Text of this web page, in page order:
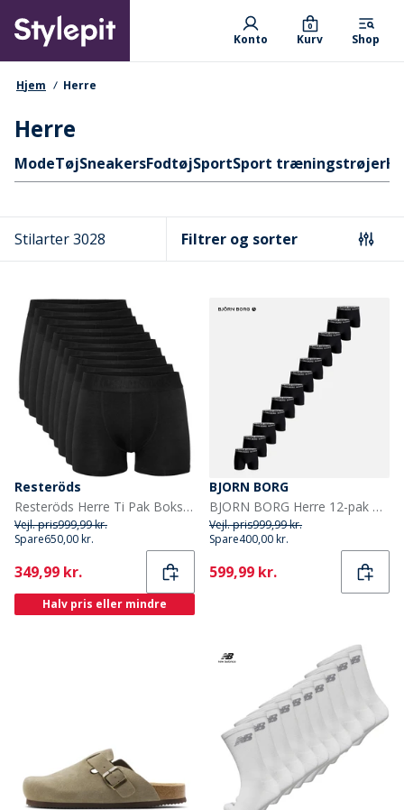
main
content
Primary departments
Konto Kurv
0
Shop
navigationssti
Hjem Herre
Herre
Hurtige links
ModeTøjSneakersFodtøjSportSport træningstrøjer
Stilarter 3028 Filtrer og sorter
Resteröds
Resteröds Herre Ti Pak Boksershorts Sort
Vejl. pris999,99 kr.
Spare650,00 kr.
Current
349,99 kr.
Halv pris eller mindre
BJORN BORG
BJORN BORG Herre 12-pak Bomuld Stretch Boxers Multipack 1
Vejl. pris999,99 kr.
Spare400,00 kr.
Current
599,99 kr.